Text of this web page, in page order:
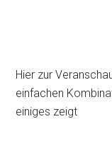
Hier zur
einfachen
einiges zeigt